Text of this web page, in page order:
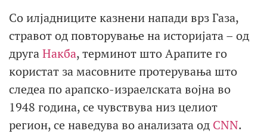
Со илјадниците казнени напади врз Газа,
стравот од повторување на историјата – од
другаНакба, терминот што Арапите го
користат за масовните протерувања што
следеа по арапско-израелската војна во
1948 година, се чувствува низ целиот
регион, се наведува во анализата од CNN.